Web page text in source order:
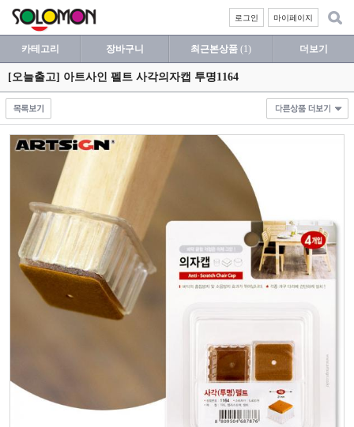
마이페이지
로그인
카테고리 장바구니 최근본상품 (1) 더보기
[오늘출고] 아트사인 펠트 사각의자캡 투명1164